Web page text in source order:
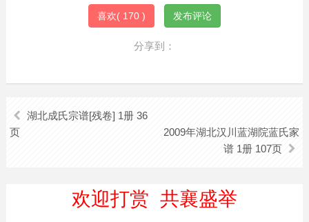
喜欢( 170 ) 发布评论
分享到：
湖北成氏宗谱[残卷] 1册 36
页
2009年湖北汉川蓝湖院蓝氏家
谱 1册 107页
欢迎打赏 共襄盛举